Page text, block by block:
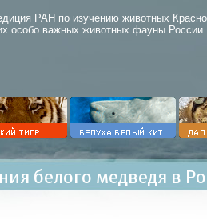
РАН по изучению животных
особо важных животных фауны России
белого медведя в